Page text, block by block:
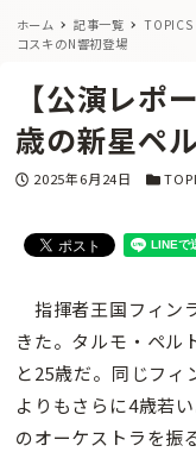
ホーム 記事一覧 TOPICS
コスキのN響初登場
【公演レポ
歳の新星ペ
投稿日
2025年6月24日 カテゴ
指揮者王国フィン
きた。タルモ・ペル
と25歳だ。同じフィ
よりもさらに4歳若
のオーケストラを振